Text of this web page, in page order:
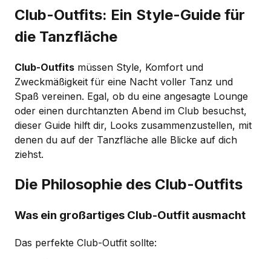
Club-Outfits: Ein Style-Guide für
die Tanzfläche
Club-Outfits müssen Style, Komfort und
Zweckmäßigkeit für eine Nacht voller Tanz und
Spaß vereinen. Egal, ob du eine angesagte Lounge
oder einen durchtanzten Abend im Club besuchst,
dieser Guide hilft dir, Looks zusammenzustellen, mit
denen du auf der Tanzfläche alle Blicke auf dich
ziehst.
Die Philosophie des Club-Outfits
Was ein großartiges Club-Outfit ausmacht
Das perfekte Club-Outfit sollte: